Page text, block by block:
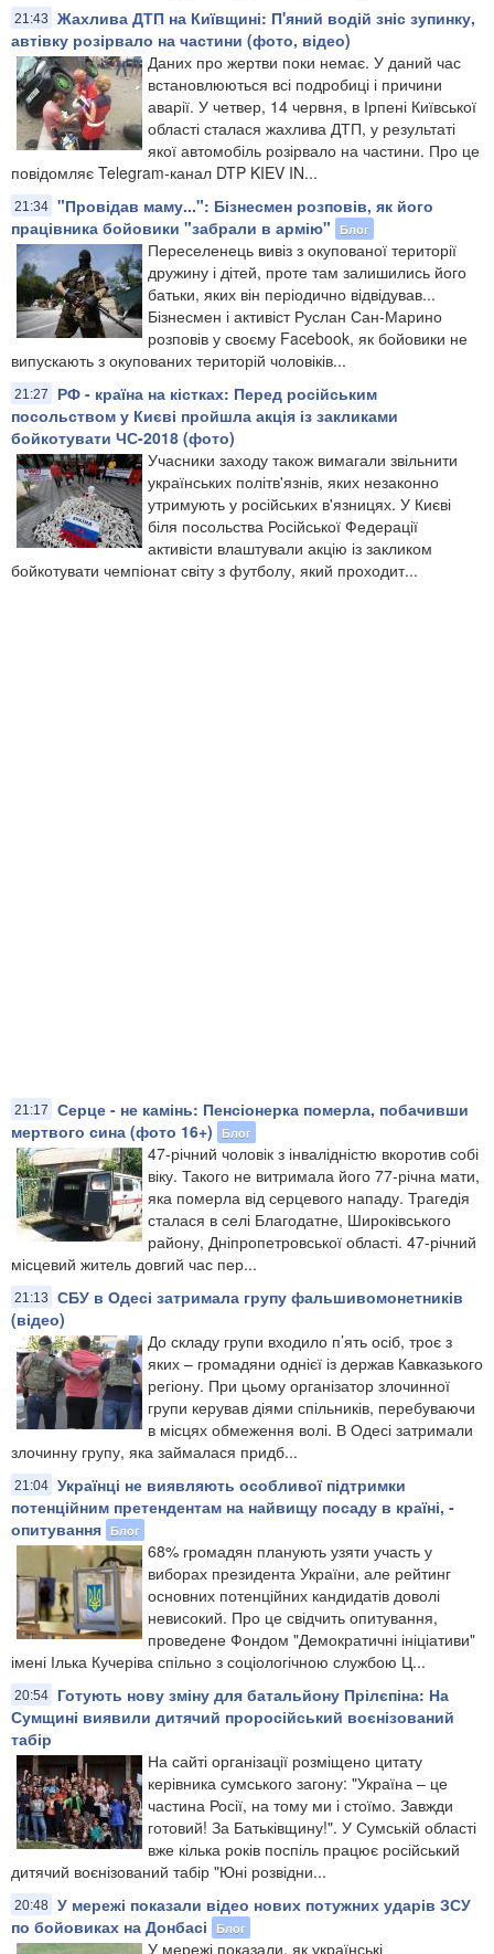
21:43
Жахлива ДТП на Київщині: П'яний водій зніс зупинку,
автівку розірвало на частини (фото, відео)
Даних про жертви поки немає. У даний час
встановлюються всі подробиці і причини
аварії. У четвер, 14 червня, в Ірпені Київської
області сталася жахлива ДТП, у результаті
якої автомобіль розірвало на частини. Про це
повідомляє Telegram-канал DTP KIEV IN...
21:34 "Провідав маму...": Бізнесмен розповів, як його
працівника бойовики "забрали в армію"
Блог
Переселенець вивіз з окупованої території
дружину і дітей, проте там залишились його
батьки, яких він періодично відвідував...
Бізнесмен і активіст Руслан Сан-Марино
розповів у своєму Facebook, як бойовики не
випускають з окупованих територій чоловіків...
21:27
РФ - країна на кістках: Перед російським
посольством у Києві пройшла акція із закликами
бойкотувати ЧС-2018 (фото)
Учасники заходу також вимагали звільнити
українських політв'язнів, яких незаконно
утримують у російських в'язницях. У Києві
біля посольства Російської Федерації
активісти влаштували акцію із закликом
бойкотувати чемпіонат світу з футболу, який проходит...
21:17
Серце - не камінь: Пенсіонерка померла, побачивши
мертвого сина (фото 16+)
Блог
47-річний чоловік з інвалідністю вкоротив собі
віку. Такого не витримала його 77-річна мати,
яка померла від серцевого нападу. Трагедія
сталася в селі Благодатне, Широківського
району, Дніпропетровської області. 47-річний
місцевий житель довгий час пер...
21:13
СБУ в Одесі затримала групу фальшивомонетників
(відео)
До складу групи входило п’ять осіб, троє з
яких – громадяни однієї із держав Кавказького
регіону. При цьому організатор злочинної
групи керував діями спільників, перебуваючи
в місцях обмеження волі. В Одесі затримали
злочинну групу, яка займалася придб...
21:04 Українці не виявляють особливої підтримки
потенційним претендентам на найвищу посаду в країні, -
опитування Блог
68% громадян планують узяти участь у
виборах президента України, але рейтинг
основних потенційних кандидатів доволі
невисокий. Про це свідчить опитування,
проведене Фондом "Демократичні ініціативи"
імені Ілька Кучеріва спільно з соціологічною службою Ц...
20:54
Готують нову зміну для батальйону Прілєпіна: На
Сумщині виявили дитячий проросійський воєнізований
табір
На сайті організації розміщено цитату
керівника сумського загону: "Україна – це
частина Росії, на тому ми і стоїмо. Завжди
готовий! За Батьківщину!". У Сумській області
вже кілька років поспіль працює російський
дитячий воєнізований табір "Юні розвідни...
20:48 У мережі показали відео нових потужних ударів ЗСУ
по бойовиках на Донбасі
Блог
У мережі показали, як українські